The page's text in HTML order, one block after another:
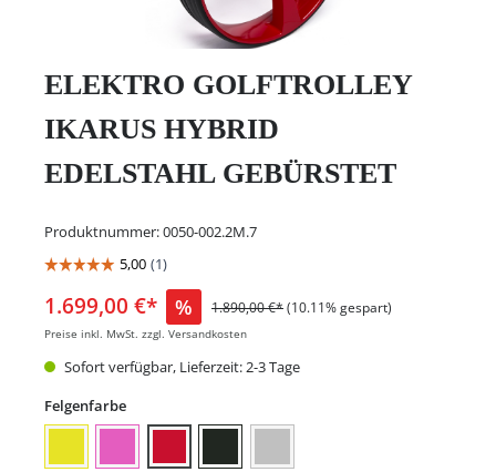
ELEKTRO GOLFTROLLEY
IKARUS HYBRID
EDELSTAHL GEBÜRSTET
Produktnummer:0050-002.2M.7
1.699,00 €* % 1.890,00 €*(10.11% gespart)
Preise inkl. MwSt. zzgl. Versandkosten
Sofort verfügbar, Lieferzeit: 2-3 Tage
Felgenfarbe